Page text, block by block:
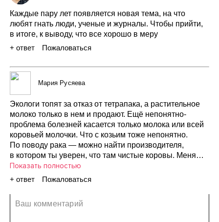
Каждые пару лет появляется новая тема, на что
любят гнать люди, ученые и журналы. Чтобы прийти,
в итоге, к выводу, что все хорошо в меру
+ ответ
Пожаловаться
Мария Русяева
Экологи топят за отказ от тетрапака, а растительное
молоко только в нем и продают. Ещё непонятно-
проблема болезней касается только молока или всей
коровьей молочки. Что с козьим тоже непонятно.
По поводу рака — можно найти производителя,
в котором ты уверен, что там чистые коровы. Меня
статья скорее запутала,
Показать полностью
+ ответ
Пожаловаться